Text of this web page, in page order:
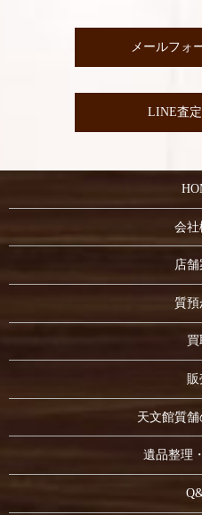
メールフォ
LINE査
会社
店舗
質預
買
販
天文館質舗
遺品整理